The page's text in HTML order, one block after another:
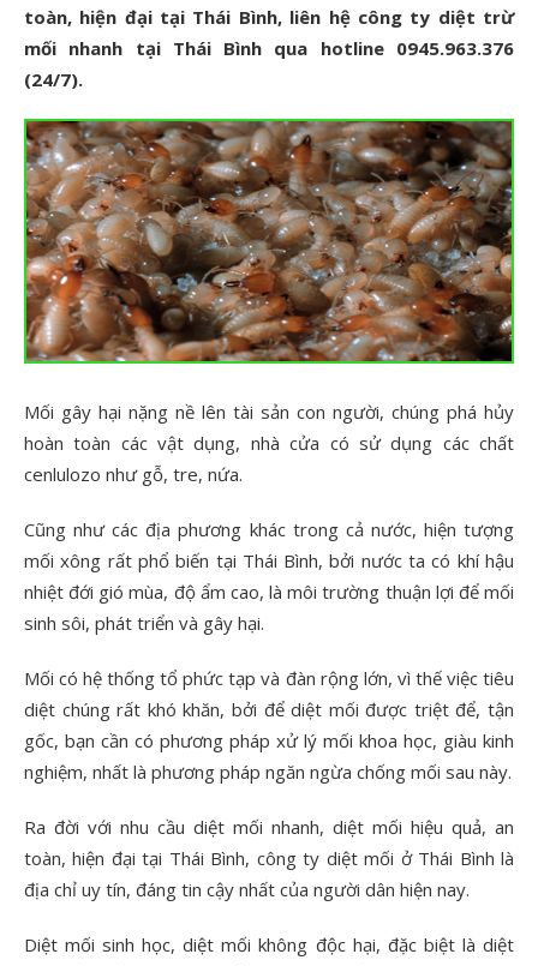
toàn, hiện đại tại Thái Bình, liên hệ công ty diệt trừ
mối nhanh tại Thái Bình qua hotline 0945.963.376
(24/7).
Mối gây hại nặng nề lên tài sản con người, chúng phá hủy
hoàn toàn các vật dụng, nhà cửa có sử dụng các chất
cenlulozo như gỗ, tre, nứa.
Cũng như các địa phương khác trong cả nước, hiện tượng
mối xông rất phổ biến tại Thái Bình, bởi nước ta có khí hậu
nhiệt đới gió mùa, độ ẩm cao, là môi trường thuận lợi để mối
sinh sôi, phát triển và gây hại.
Mối có hệ thống tổ phức tạp và đàn rộng lớn, vì thế việc tiêu
diệt chúng rất khó khăn, bởi để diệt mối được triệt để, tận
gốc, bạn cần có phương pháp xử lý mối khoa học, giàu kinh
nghiệm, nhất là phương pháp ngăn ngừa chống mối sau này.
Ra đời với nhu cầu diệt mối nhanh, diệt mối hiệu quả, an
toàn, hiện đại tại Thái Bình, công ty diệt mối ở Thái Bình là
địa chỉ uy tín, đáng tin cậy nhất của người dân hiện nay.
Diệt mối sinh học, diệt mối không độc hại, đặc biệt là diệt